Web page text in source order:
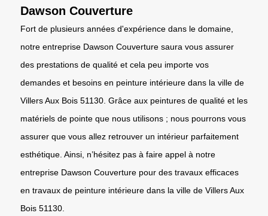
Dawson Couverture
Fort de plusieurs années d'expérience dans le domaine,
notre entreprise Dawson Couverture saura vous assurer
des prestations de qualité et cela peu importe vos
demandes et besoins en peinture intérieure dans la ville de
Villers Aux Bois 51130. Grâce aux peintures de qualité et les
matériels de pointe que nous utilisons ; nous pourrons vous
assurer que vous allez retrouver un intérieur parfaitement
esthétique. Ainsi, n’hésitez pas à faire appel à notre
entreprise Dawson Couverture pour des travaux efficaces
en travaux de peinture intérieure dans la ville de Villers Aux
Bois 51130.